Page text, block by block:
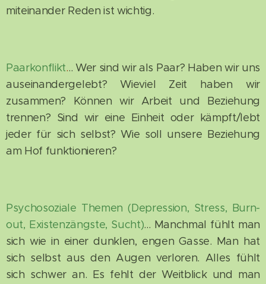
miteinander Reden ist wichtig.
Paarkonflikt... Wer sind wir als Paar? Haben wir uns
auseinandergelebt? Wieviel Zeit haben wir
zusammen? Können wir Arbeit und Beziehung
trennen? Sind wir eine Einheit oder kämpft/lebt
jeder für sich selbst? Wie soll unsere Beziehung
am Hof funktionieren?
Psychosoziale Themen (Depression, Stress, Burn-
out, Existenzängste, Sucht)... Manchmal fühlt man
sich wie in einer dunklen, engen Gasse. Man hat
sich selbst aus den Augen verloren. Alles fühlt
sich schwer an. Es fehlt der Weitblick und man